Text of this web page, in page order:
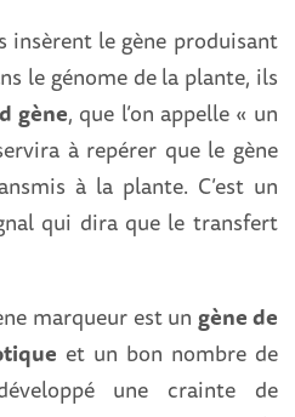
insèrent le gène produisant
le génome de la plante, ils
gène, que l’on appelle « un
à repérer que le gène
à la plante. C’est un
qui dira que le transfert
marqueur est un gène de
et un bon nombre de
une crainte de